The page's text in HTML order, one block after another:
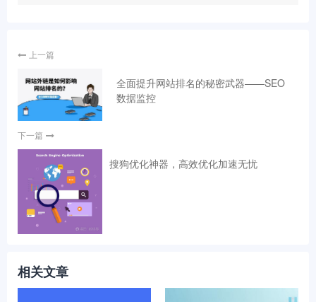
上一篇
全面提升网站排名的秘密武器——SEO
数据监控
下一篇
搜狗优化神器，高效优化加速无忧
相关文章